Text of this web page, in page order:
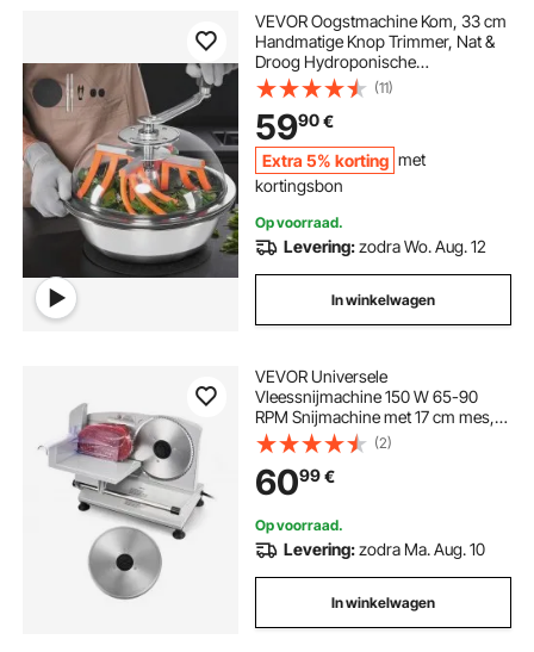
VEVOR Oogstmachine Kom, 33 cm
Handmatige Knop Trimmer, Nat &
Droog Hydroponische
Snijmachine, Roterende Snijfunctie
voor Planten, Bladeren, Knoppen,
Bloemen
(11)
5990€
Extra 5% korting met
kortingsbon
Op voorraad.
Levering:zodra Wo. Aug. 12
In winkelwagen
VEVOR Universele
Vleessnijmachine 150 W 65-90
RPM Snijmachine met 17 cm mes,
instelbare dikte 0-15 mm voor
bevroren vlees, ham, biefstuk
(2)
6099€
Op voorraad.
Levering:zodra Ma. Aug. 10
In winkelwagen